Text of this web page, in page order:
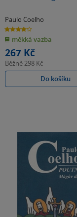
Paulo Coelho
4.2
z
5
hvězdiček
měkká vazba
267 Kč
Běžně 298 Kč
Do košíku